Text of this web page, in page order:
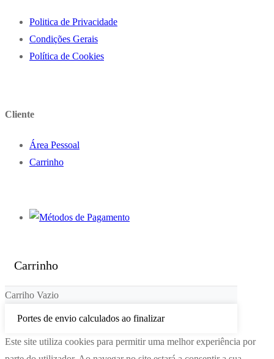
Politica de Privacidade
Condições Gerais
Política de Cookies
Cliente
Área Pessoal
Carrinho
Carrinho
Carriho Vazio
Portes de envio calculados ao finalizar
Este site utiliza cookies para permitir uma melhor experiência por